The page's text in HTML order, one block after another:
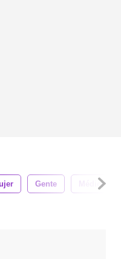
Gente Médico